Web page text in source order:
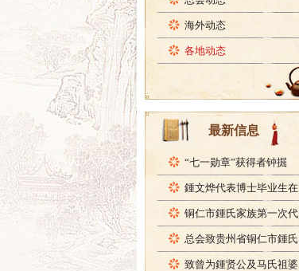
海外动态
各地动态
最新信息
“七一勋章”获得者钟掘
鍾文烨代表博士毕业生在
铜仁市鍾氏家族第一次代
总会致贵州省铜仁市鍾氏
致曾为鍾贤公及马氏祖婆